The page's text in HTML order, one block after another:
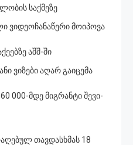
საქმეზე
ვიდეოჩანაწერი მოიპოვა
აშშ-ში
ვიზები აღარ გაიცემა
000-მდე მიგ­რან­ტი შე­ვი­
თავდასხმას 18